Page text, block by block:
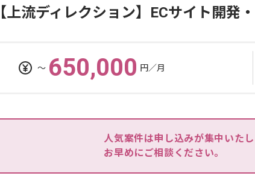
【上流ディレクション】ECサイト開発
〜 650,000 円／月
人気案件は申し込みが集中いたし
お早めにご相談ください。